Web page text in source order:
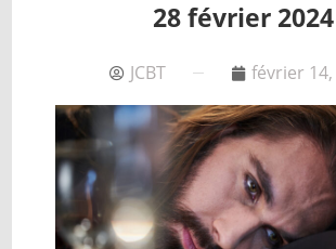
28 février 2024
JCBT février